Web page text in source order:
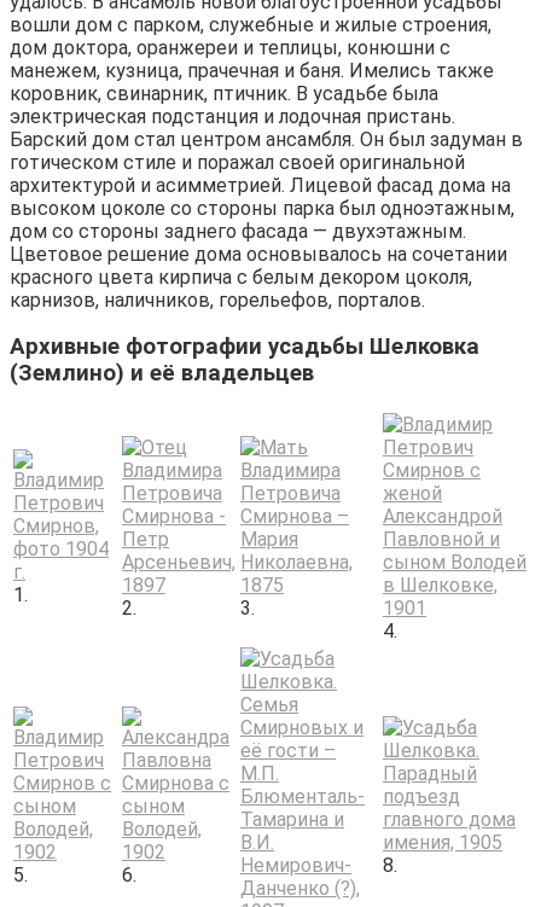
вошли дом с парком, служебные и жилые строения,
дом доктора, оранжереи и теплицы, конюшни с
манежем, кузница, прачечная и баня. Имелись также
коровник, свинарник, птичник. В усадьбе была
электрическая подстанция и лодочная пристань.
Барский дом стал центром ансамбля. Он был задуман в
готическом стиле и поражал своей оригинальной
архитектурой и асимметрией. Лицевой фасад дома на
высоком цоколе со стороны парка был одноэтажным,
дом со стороны заднего фасада — двухэтажным.
Цветовое решение дома основывалось на сочетании
красного цвета кирпича с белым декором цоколя,
карнизов, наличников, горельефов, порталов.
Архивные фотографии усадьбы Шелковка
(Землино) и её владельцев
1.
2.
3.
4.
5. 6. 8.